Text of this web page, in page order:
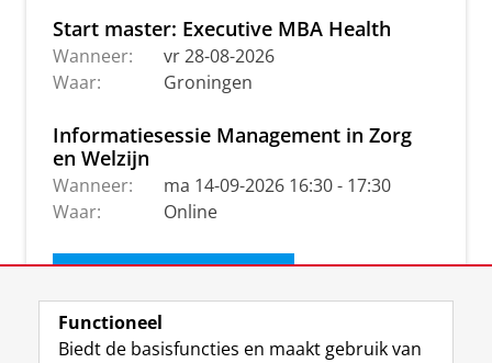
Start master: Executive MBA Health
Wanneer:
vr 28-08-2026
Waar:
Groningen
Informatiesessie Management in Zorg
en Welzijn
Wanneer:
ma 14-09-2026 16:30 - 17:30
Waar:
Online
Functioneel
Biedt de basisfuncties en maakt gebruik van